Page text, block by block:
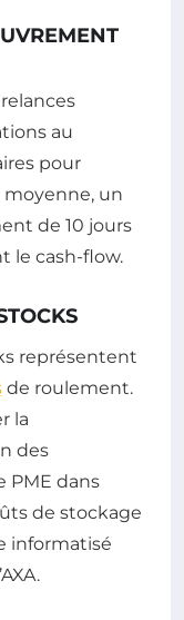
au
pour
moyenne, un
de 10 jours
le cash-flow.
représentent
de roulement.
la
des
PME dans
de stockage
informatisé